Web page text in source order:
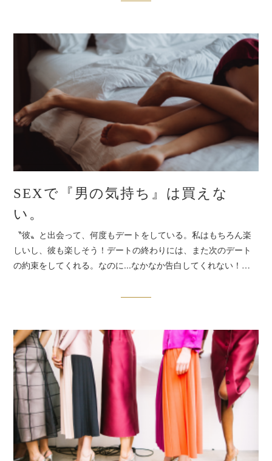
SEXで『男の気持ち』は買えな
い。
〝彼〟と出会って、何度もデートをしている。私はもちろん楽
しいし、彼も楽しそう！デートの終わりには、また次のデート
の約束をしてくれる。なのに...なかなか告白してくれない！…